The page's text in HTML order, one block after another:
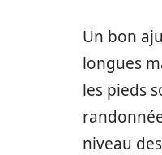
Un bon
longues
les pieds
niveau